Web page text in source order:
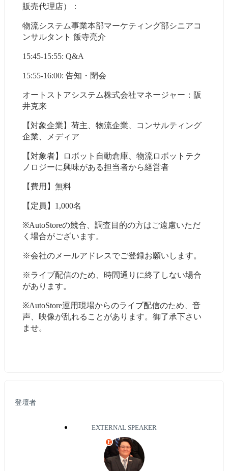
販売代理店）：
物流システム事業本部マーケティング部シニアコ
ンサルタント 飯寺亮介
15:45-15:55: Q&A
15:55-16:00: 告知・閉会
オートストアシステム株式会社マネージャー：阪
井克来
【対象企業】荷主、物流企業、コンサルティング
企業、メディア
【対象者】ロボット自動倉庫、物流ロボットテク
ノロジーに興味がある担当者から経営者
【費用】無料
【定員】1,000名
※AutoStoreの競合、調査目的の方はご遠慮いただ
く場合がございます。
※会社のメールアドレスでご登録お願いします。
※ライブ配信のため、時間通りに終了しない場合
があります。
※AutoStore運用現場からのライブ配信のため、音
声、映像が乱れることがあります。御了承下さい
ませ。
登壇者
EXTERNAL SPEAKER
E